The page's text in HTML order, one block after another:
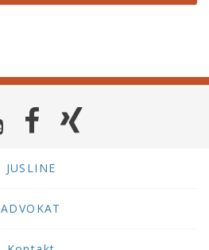
JUSLINE
ADVOKAT